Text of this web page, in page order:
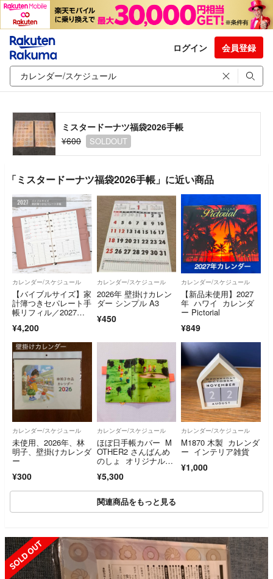
ログイン 会員登録
ミスタードーナツ福袋2026手帳
¥600
SOLDOUT
「ミスタードーナツ福袋2026手帳」に近い商品
カレンダー/スケジュール
【バイブルサイズ】家
計簿つきセパレート手
帳リフィル／2027年1
¥4,200
カレンダー/スケジュール
2026年 壁掛けカレン
ダー シンプル A3
¥450
カレンダー/スケジュール
【新品未使用】2027
年 ハワイ カレンダ
ー Pictorial
¥849
カレンダー/スケジュール
未使用、2026年、林
明子、壁掛けカレンダ
ー
¥300
カレンダー/スケジュール
ほぼ日手帳カバー M
OTHER2 さんばんめ
のしょ オリジナルサ
¥5,300
カレンダー/スケジュール
M1870 木製 カレンダ
ー インテリア雑貨
¥1,000
関連商品をもっと見る
SOLD OUT